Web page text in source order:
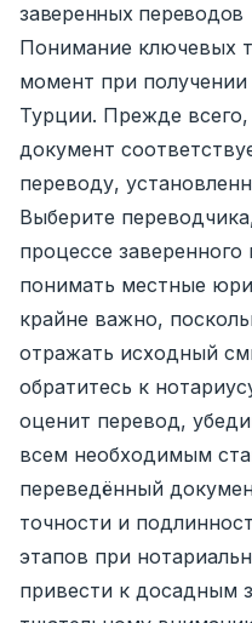
заверенных переводов
Понимание ключевых
момент при
Турции. Прежде
документ
переводу,
Выберите
процессе
понимать местные
крайне важно,
отражать исходный
обратитесь к
оценит перевод,
всем необходимым
переведённый
точности и
этапов при
привести к досадным